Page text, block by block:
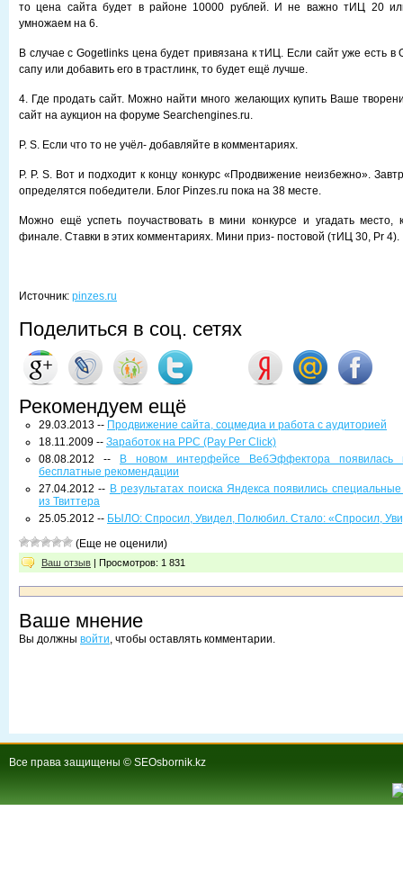
то цена сайта будет в районе 10000 рублей. И не важно тИЦ 20
умножаем на 6.
В случае с Gogetlinks цена будет привязана к тИЦ. Если сайт уже есть в
сапу или добавить его в трастлинк, то будет ещё лучше.
4. Где продать сайт. Можно найти много желающих купить Ваше
сайт на аукцион на форуме Searchengines.ru.
P. S. Если что то не учёл- добавляйте в комментариях.
P. P. S. Вот и подходит к концу конкурс «Продвижение неизбежно».
определятся победители. Блог Pinzes.ru пока на 38 месте.
Можно ещё успеть поучаствовать в мини конкурсе и угадать место,
финале. Ставки в этих комментариях. Мини приз- постовой (тИЦ 30, Pr 4).
Источник: pinzes.ru
Поделиться в соц. сетях
Рекомендуем ещё
29.03.2013 -- Продвижение сайта, соцмедиа и работа с аудиторией
18.11.2009 -- Заработок на PPC (Pay Per Click)
08.08.2012 --
В новом интерфейсе ВебЭффектора появилась
бесплатные рекомендации
27.04.2012 -- В результатах поиска Яндекса появились
из Твиттера
25.05.2012 -- БЫЛО: Спросил, Увидел, Полюбил. Стало: «Спросил,
(Еще не оценили)
Ваш отзыв | Просмотров: 1 831
Ваше мнение
Вы должны войти, чтобы оставлять комментарии.
Все права защищены © SEOsbornik.kz